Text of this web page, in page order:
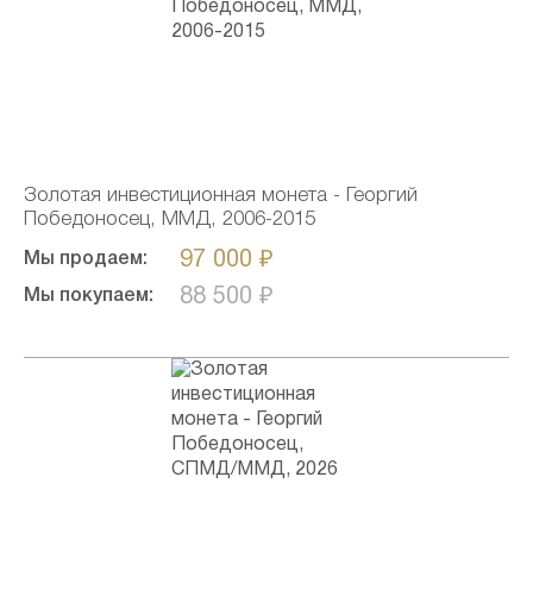
Золотая инвестиционная монета - Георгий
Победоносец, ММД, 2006-2015
Мы продаем: 97 000 ₽
Мы покупаем: 88 500 ₽